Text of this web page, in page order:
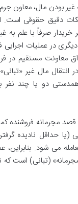
غیر بودن مال، معاون
نکات دقیق حقوقی است.
صرفاً با علم به
در عملیات اجرایی
معاونت مستقیم در
انتقال مال غیر
دو یا چند
قصد مجرمانه فروشنده
(یا حداقل نادیده
می شود.
(تبانی) است